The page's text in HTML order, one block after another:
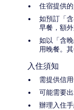
住宿提供
如預訂「
早餐，額
如以「含
用晚餐。
入住須知
需提供信
可能需要
辦理入住